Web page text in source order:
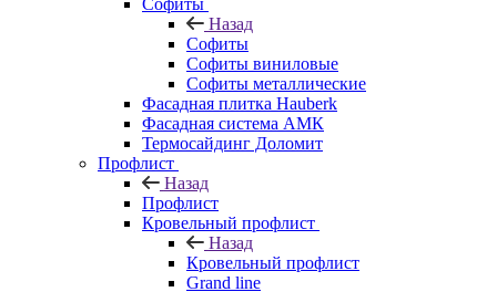
Софиты
Назад
Софиты
Софиты виниловые
Софиты металлические
Фасадная плитка Hauberk
Фасадная система АМК
Термосайдинг Доломит
Профлист
Назад
Профлист
Кровельный профлист
Назад
Кровельный профлист
Grand line